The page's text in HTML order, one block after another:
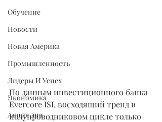
Обучение
Новости
Новая Америка
Промышленность
Лидеры И Успех
Экономика
Акция дня
По данным инвестиционного банка
Evercore ISI, восходящий тренд в
полупроводниковом цикле только